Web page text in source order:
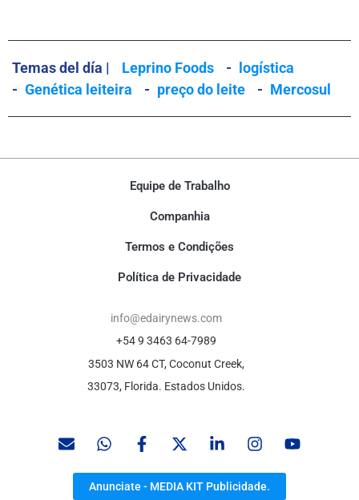
Temas del día | Leprino Foods -
logística
- Genética leiteira - preço do leite - Mercosul
Equipe de Trabalho
Companhia
Termos e Condições
Política de Privacidade
info@edairynews.com
+54 9 3463 64-7989
3503 NW 64 CT, Coconut Creek,
33073, Florida. Estados Unidos.
Anunciate - MEDIA KIT Publicidade.